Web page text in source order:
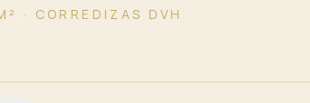
· CORREDIZAS DVH